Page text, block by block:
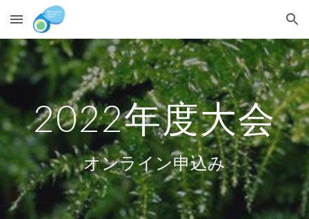
Skip to main content Skip to navigation
2022年度大会
オンライン申込み